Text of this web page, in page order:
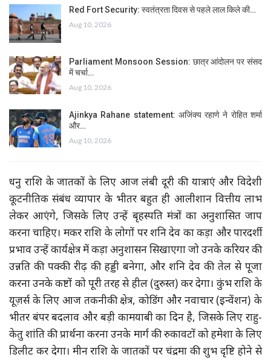
Red Fort Security: स्वतंत्रता दिवस से पहले लाल किले की…
Aug 10, 2026
Parliament Monsoon Session: छात्र आंदोलन पर संसद
में चर्चा…
Aug 10, 2026
Ajinkya Rahane statement: अजिंक्य रहाणे ने रोहित शर्मा
और…
Aug 10, 2026
धनु राशि के जातकों के लिए आज लंबी दूरी की यात्राएं और विदेशी
कूटनीतिक संबंध व्यापार के भीतर बहुत ही आलीशान वित्तीय लाभ
लेकर आएंगे, जिसके लिए उन्हें बृहस्पति मंत्रों का अनुशासित जाप
करना चाहिए। मकर राशि के लोगों पर शनि देव का कड़ा और पारदर्शी
प्रभाव उन्हें कार्यक्षेत्र में कड़ा अनुशासन सिखाएगा जो उनके करियर की
उन्नति की पक्की रीढ़ की हड्डी बनेगा, और शनि देव की तेल से पूजा
करना उनके कष्टों को पूरी तरह से हील (दुरुस्त) कर देगा। कुंभ राशि के
यूज़र्स के लिए आज तकनीकी क्षेत्र, कोडिंग और नवाचार (इन्वेंशन) के
भीतर बंपर बदलाव और बड़ी कामयाबी का दिन है, जिसके लिए राहु-
केतु शांति की प्रार्थना करना उनके मार्ग की रुकावटों को हमेशा के लिए
डिलीट कर देगा। मीन राशि के जातकों पर चंद्रमा की शुभ दृष्टि होने से